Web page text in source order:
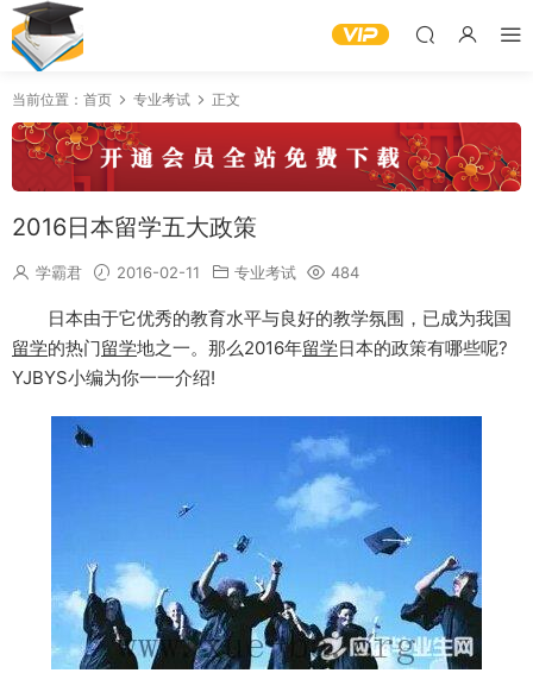
当前位置： 首页 专业考试 正文
2016日本留学五大政策
学霸君 2016-02-11 专业考试 484
日本由于它优秀的教育水平与良好的教学氛围，已成为我国
留学的热门留学地之一。那么2016年留学日本的政策有哪些呢?
YJBYS小编为你一一介绍!